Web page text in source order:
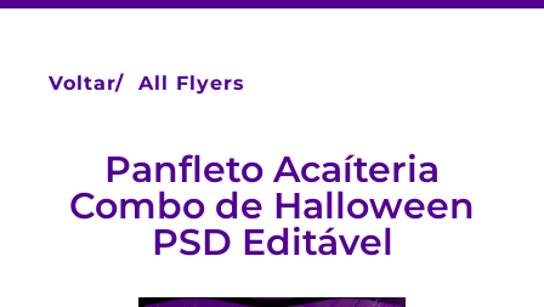
Voltar/ All Flyers
Panfleto Acaíteria
Combo de Halloween
PSD Editável